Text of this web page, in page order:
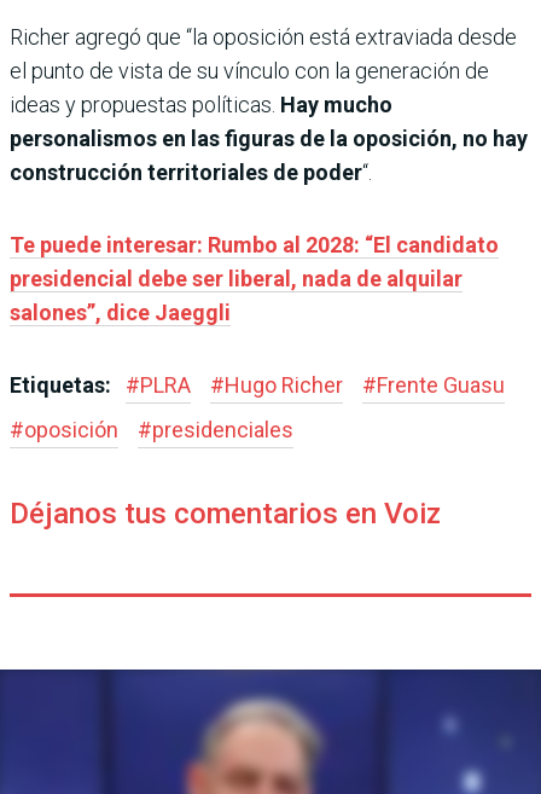
Richer agregó que “la oposición está extraviada desde
el punto de vista de su vínculo con la generación de
ideas y propuestas políticas. Hay mucho
personalismos en las figuras de la oposición, no hay
construcción territoriales de poder“.
Te puede interesar: Rumbo al 2028: “El candidato
presidencial debe ser liberal, nada de alquilar
salones”, dice Jaeggli
Etiquetas: #PLRA #Hugo Richer #Frente Guasu
#oposición #presidenciales
Déjanos tus comentarios en Voiz